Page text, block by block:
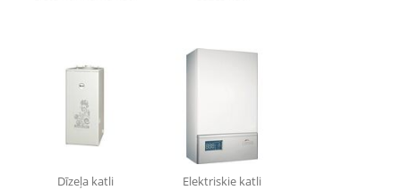
Dīzeļa katli Elektriskie katli